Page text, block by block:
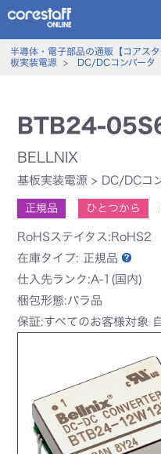
半導体・電子部品の通販【コアス
板実装電源 > DC/DCコンバータ
BTB24-
BELLNIX
基板実装電源 > DC/DCコ
正規品 ひとつから
RoHSステイタス:RoHS2
在庫タイプ: 正規品
仕入先ランク:A-1(国内)
梱包形態:バラ品
保証:すべてのお客様対象